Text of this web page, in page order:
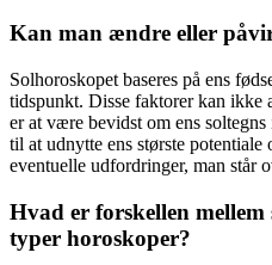
Kan man ændre eller
Solhoroskopet baseres på ens
tidspunkt. Disse faktorer kan ikke
er at være bevidst om ens
til at udnytte ens største potentiale
eventuelle udfordringer, man står
Hvad er forskellen
typer horoskoper?